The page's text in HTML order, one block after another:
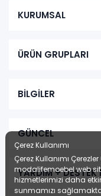
KURUMSAL
ÜRÜN GRUPLARI
BİLGİLER
GÜNCEL
YARDIM + DESTEK
Çerez Kullanımı
Çerez Kullanımı
modalifemoebel web
hizmetlerimizi daha
sunmamızı